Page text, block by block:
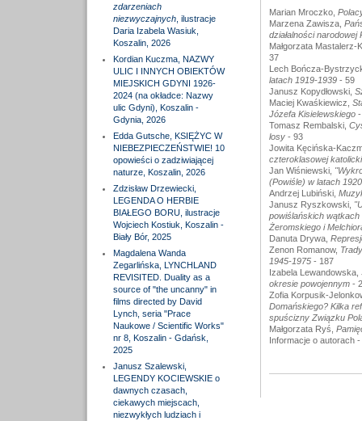
zdarzeniach
niezwyczajnych, ilustracje
Daria Izabela Wasiuk,
Koszalin, 2026
Kordian Kuczma, NAZWY
ULIC I INNYCH OBIEKTÓW
MIEJSKICH GDYNI 1926-
2024 (na okładce: Nazwy
ulic Gdyni), Koszalin -
Gdynia, 2026
Edda Gutsche, KSIĘŻYC W
NIEBEZPIECZEŃSTWIE! 10
opowieści o zadziwiającej
naturze, Koszalin, 2026
Zdzisław Drzewiecki,
LEGENDA O HERBIE
BIAŁEGO BORU, ilustracje
Wojciech Kostiuk, Koszalin -
Biały Bór, 2025
Magdalena Wanda
Zegarlińska, LYNCHLAND
REVISITED. Duality as a
source of "the uncanny" in
films directed by David
Lynch, seria "Prace
Naukowe / Scientific Works"
nr 8, Koszalin - Gdańsk,
2025
Janusz Szalewski,
LEGENDY KOCIEWSKIE o
dawnych czasach,
ciekawych miejscach,
niezwykłych ludziach i
Marian Mroczko,
Marzena Zawisza,
działalności
Małgorzata
37
Lech Bończa-
latach 1919-1939- 59
Janusz Kopydłowski,
Maciej Kwaśkiewicz,
Józefa Kisielewskiego-
Tomasz Rembalski,
losy- 93
Jowita Kęcińska-
czteroklasowej
Jan Wiśniewski,
(Powiśle) w latach
Andrzej Lubiński,
Janusz Ryszkowski,
powiślańskich wątkach
Żeromskiego i
Danuta Drywa,
Zenon Romanow,
1945-1975- 187
Izabela Lewandowska,
okresie powojennym-
Zofia Korpusik-
Domańskiego? Kilka
spuścizny Związku
Małgorzata Ryś,
Informacje o autorach -